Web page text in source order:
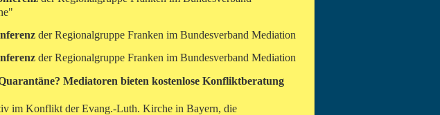
der Regionalgruppe Franken im Bundesverband Mediation
der Regionalgruppe Franken im Bundesverband Mediation
Mediatoren bieten kostenlose Konfliktberatung
im Konflikt der Evang.-Luth. Kirche in Bayern, die